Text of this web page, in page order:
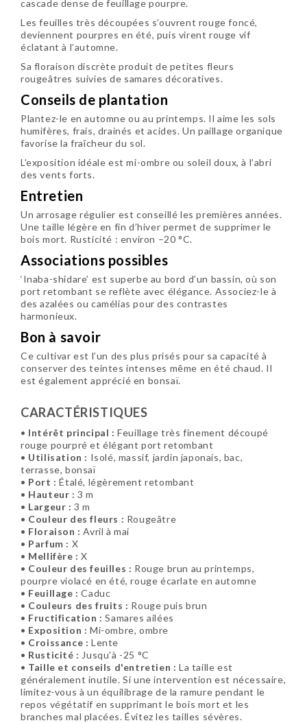
cascade dense de feuillage pourpre.
Les feuilles très découpées s’ouvrent rouge foncé,
deviennent pourpres en été, puis virent rouge vif
éclatant à l’automne.
Sa floraison discrète produit de petites fleurs
rougeâtres suivies de samares décoratives.
Conseils de plantation
Plantez-le en automne ou au printemps. Il aime les sols
humifères, frais, drainés et acides. Un paillage organique
favorise la fraîcheur du sol.
L’exposition idéale est mi-ombre ou soleil doux, à l’abri
des vents forts.
Entretien
Un arrosage régulier est conseillé les premières années.
Une taille légère en fin d’hiver permet de supprimer le
bois mort. Rusticité : environ –20 °C.
Associations possibles
‘Inaba-shidare’ est superbe au bord d’un bassin, où son
port retombant se reflète avec élégance. Associez-le à
des azalées ou camélias pour des contrastes
harmonieux.
Bon à savoir
Ce cultivar est l’un des plus prisés pour sa capacité à
conserver des teintes intenses même en été chaud. Il
est également apprécié en bonsaï.
CARACTÉRISTIQUES
• Intérêt principal : Feuillage très finement découpé
rouge pourpré et élégant port retombant
• Utilisation : Isolé, massif, jardin japonais, bac,
terrasse, bonsaï
• Port : Étalé, légèrement retombant
• Hauteur : 3 m
• Largeur : 3 m
• Couleur des fleurs : Rougeâtre
• Floraison : Avril à mai
• Parfum : X
• Mellifère : X
• Couleur des feuilles : Rouge brun au printemps,
pourpre violacé en été, rouge écarlate en automne
• Feuillage : Caduc
• Couleurs des fruits : Rouge puis brun
• Fructification : Samares ailées
• Exposition : Mi-ombre, ombre
• Croissance : Lente
• Rusticité : Jusqu'à -25 °C
• Taille et conseils d'entretien : La taille est
généralement inutile. Si une intervention est nécessaire,
limitez-vous à un équilibrage de la ramure pendant le
repos végétatif en supprimant le bois mort et les
branches mal placées. Évitez les tailles sévères.